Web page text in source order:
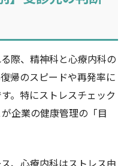
際、精神科と心療内科の
帰のスピードや再発率に
。特にストレスチェック
企業の健康管理の「目